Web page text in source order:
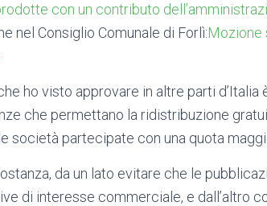
con un contributo
nel Consiglio Comunale di Forlì:Mozione
ho visto approvare in altre parti d’Italia
che permettano la ridistribuzione
società partecipate con una quota
da un lato evitare che le
di interesse commerciale, e dall’altro